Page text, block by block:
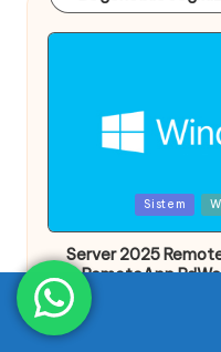
Sistem
Server 2025
RemoteApp